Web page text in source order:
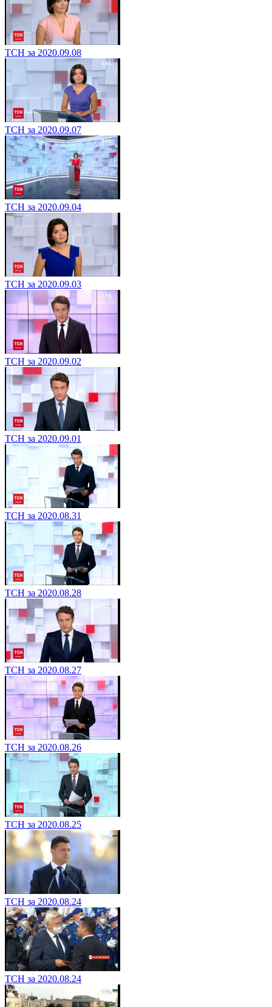
ТСН за 2020.09.08
ТСН за 2020.09.07
ТСН за 2020.09.04
ТСН за 2020.09.03
ТСН за 2020.09.02
ТСН за 2020.09.01
ТСН за 2020.08.31
ТСН за 2020.08.28
ТСН за 2020.08.27
ТСН за 2020.08.26
ТСН за 2020.08.25
ТСН за 2020.08.24
ТСН за 2020.08.24